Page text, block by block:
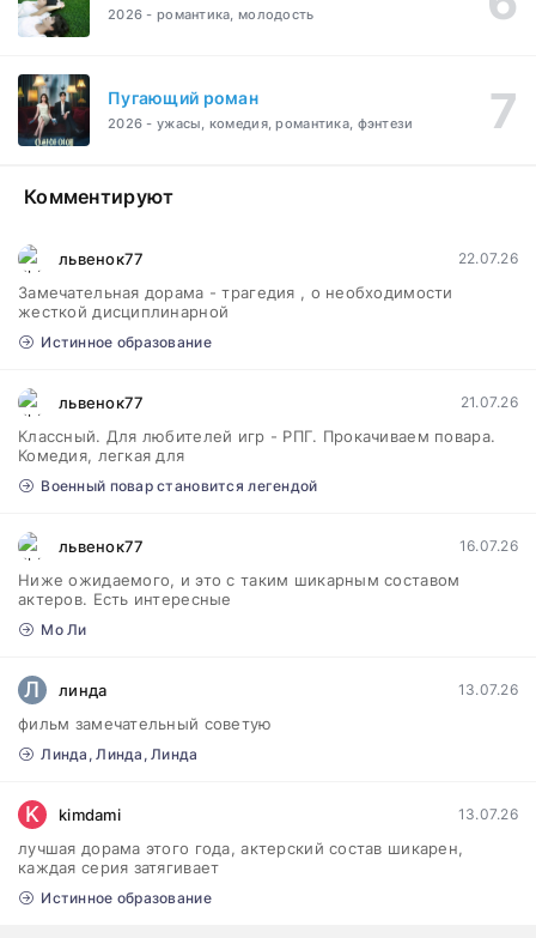
2026 - романтика, молодость
Пугающий роман
2026 - ужасы, комедия, романтика, фэнтези
Комментируют
львенок77 22.07.26
Замечательная дорама - трагедия , о необходимости
жесткой дисциплинарной
Истинное образование
львенок77 21.07.26
Классный. Для любителей игр - РПГ. Прокачиваем повара.
Комедия, легкая для
Военный повар становится легендой
львенок77 16.07.26
Ниже ожидаемого, и это с таким шикарным составом
актеров. Есть интересные
Мо Ли
Л линда 13.07.26
фильм замечательный советую
Линда, Линда, Линда
K kimdami 13.07.26
лучшая дорама этого года, актерский состав шикарен,
каждая серия затягивает
Истинное образование